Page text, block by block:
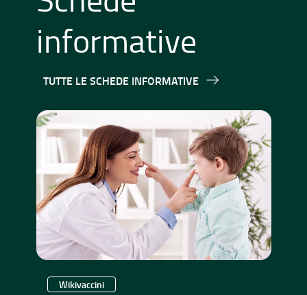
informative
TUTTE LE SCHEDE INFORMATIVE
Wikivaccini